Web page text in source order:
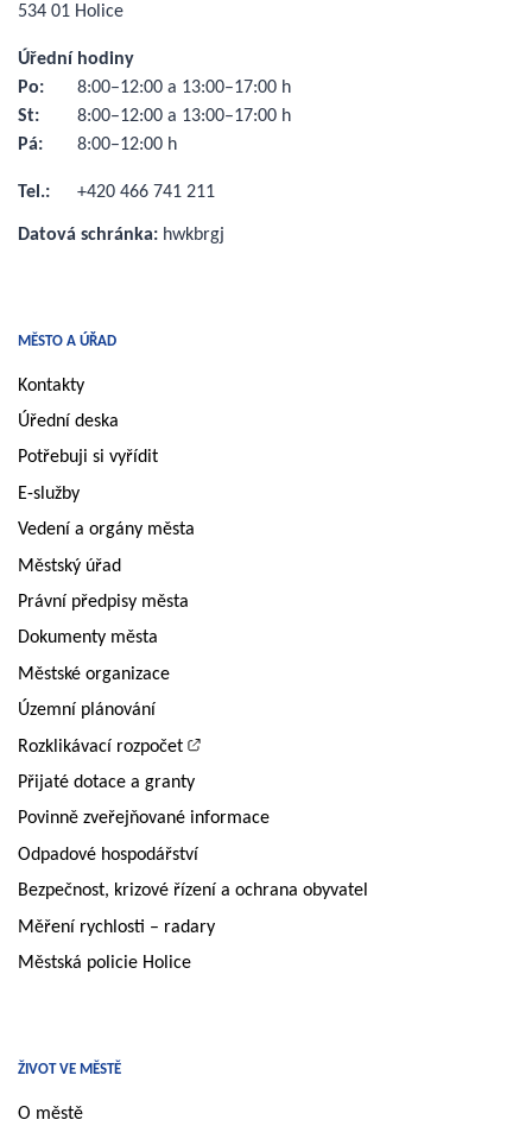
MĚSTO A ÚŘAD
Kontakty
Úřední deska
Potřebuji si vyřídit
E-služby
Vedení a orgány města
Městský úřad
Právní předpisy města
Dokumenty města
Městské organizace
Územní plánování
Rozklikávací rozpočet
Přijaté dotace a granty
Povinně zveřejňované informace
Odpadové hospodářství
Bezpečnost, krizové řízení a ochrana obyvatel
Měření rychlosti – radary
Městská policie Holice
ŽIVOT VE MĚSTĚ
O městě
534 01 Holice
Úřední hodiny
Po:
8:00–12:00 a 13:00–17:00 h
St:
8:00–12:00 a 13:00–17:00 h
Pá:
8:00–12:00 h
Tel.: +420 466 741 211
Datová schránka: hwkbrgj